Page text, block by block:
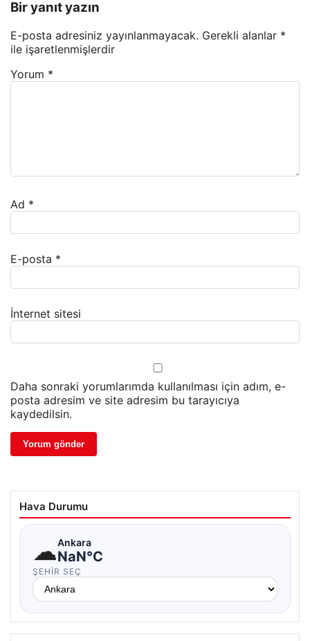
Bir yanıt yazın
E-posta adresiniz yayınlanmayacak. Gerekli alanlar *
ile işaretlenmişlerdir
Yorum *
Ad *
E-posta *
İnternet sitesi
Daha sonraki yorumlarımda kullanılması için adım, e-
posta adresim ve site adresim bu tarayıcıya
kaydedilsin.
Hava Durumu
☁Ankara
NaN°C
ŞEHIR SEÇ